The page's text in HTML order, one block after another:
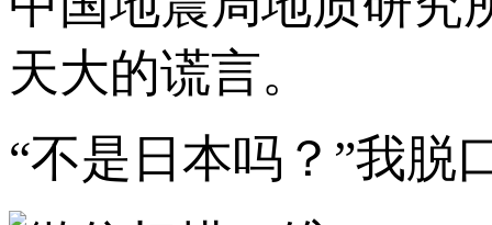
天大的谎言。
“不是日本吗？”我脱